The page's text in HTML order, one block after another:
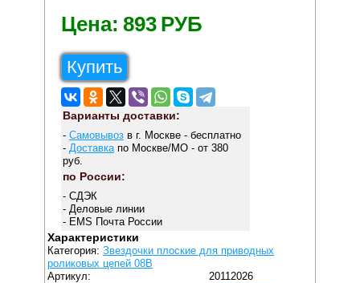
Цена: 893 РУБ
Купить
Варианты доставки:
- Самовывозв г. Москве - бесплатно
- Доставкапо Москве/МО - от 380
руб.
по России:
- СДЭК
- Деловые линии
- EMS Почта России
Характеристики
Категория:Звездочки плоские для приводных
роликовых цепей 08B
Артикул:
20112026